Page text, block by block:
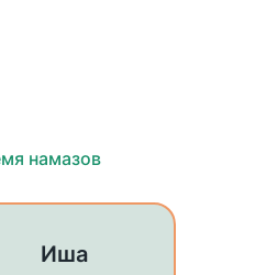
намазов
Иша